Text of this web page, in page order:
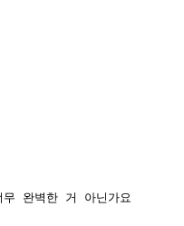
완벽한 거 아닌가요